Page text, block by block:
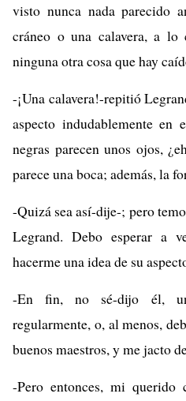
visto nunca nada parecido
cráneo o una calavera, a lo
ninguna otra cosa que hay
-¡Una calavera!-repitió
aspecto indudablemente en
negras parecen unos ojos,
parece una boca; además, la
-Quizá sea así-dije-; pero
Legrand. Debo esperar a
hacerme una idea de su
-En fin, no sé-dijo él,
regularmente, o, al menos,
buenos maestros, y me jacto
-Pero entonces, mi querido